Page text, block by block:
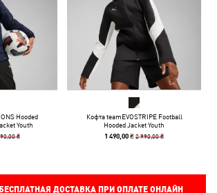
Hooded
Youth
₴
Кофта teamEVOSTRIPE Football
Hooded Jacket Youth
1 490,00 ₴2 990,00 ₴
ДОСТАВКА ПРИ ОПЛАТЕ ОНЛАЙН